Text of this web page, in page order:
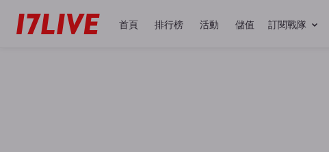
首頁 排行榜 活動 儲值 訂閱戰隊